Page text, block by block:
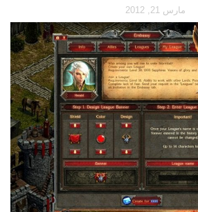
مارس 21, 2012